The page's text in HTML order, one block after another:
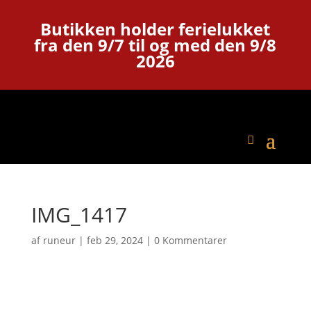
Butikken holder ferielukket
fra den 9/7 til og med den 9/8
2026
IMG_1417
af runeur| feb 29, 2024| 0 Kommentarer